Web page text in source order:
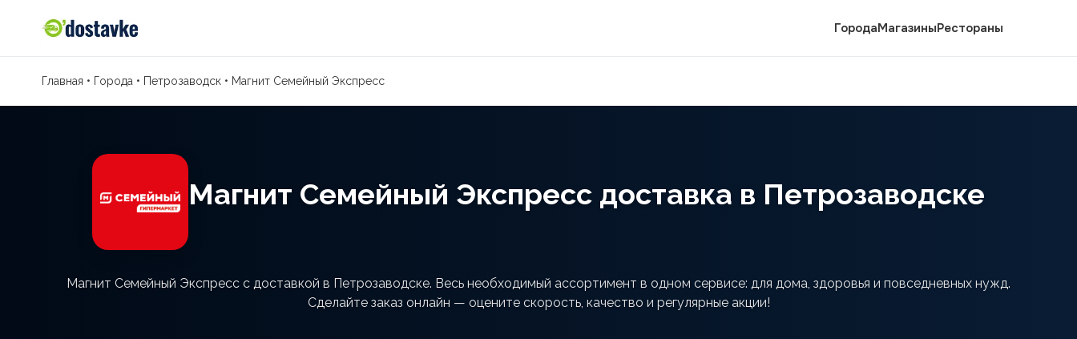
ГородаМагазиныРестораны
Главная • Города • Петрозаводск • Магнит Семейный Экспресс
Магнит Семейный Экспресс доставка в Петрозаводске
Магнит Семейный Экспресс с доставкой в Петрозаводске. Весь необходимый ассортимент в одном сервисе: для дома, здоровья и повседневных нужд.
Сделайте заказ онлайн — оцените скорость, качество и регулярные акции!